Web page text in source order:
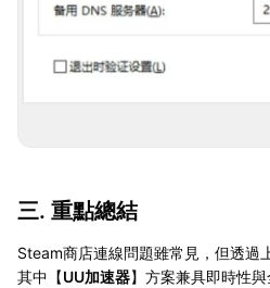
三. 重點總結
Steam商店連線問題雖常見，但透過
其中【UU加速器】方案兼具即時性